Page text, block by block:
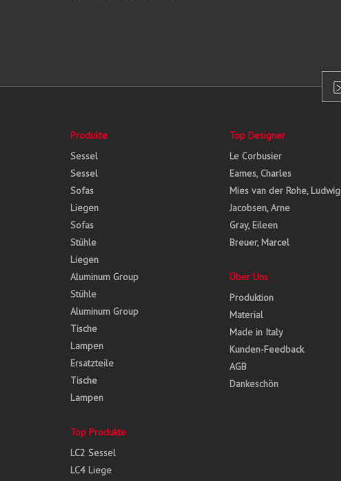
Produkte
Sessel
Sessel
Sofas
Liegen
Sofas
Stühle
Liegen
Aluminum Group
Stühle
Aluminum Group
Tische
Lampen
Ersatzteile
Tische
Lampen
Top Produkte
LC2 Sessel
LC4 Liege
Top Designer
Le Corbusier
Eames, Charles
Mies van der Rohe, Ludwig
Jacobsen, Arne
Gray, Eileen
Breuer, Marcel
Über Uns
Produktion
Material
Made in Italy
Kunden-Feedback
AGB
Dankeschön